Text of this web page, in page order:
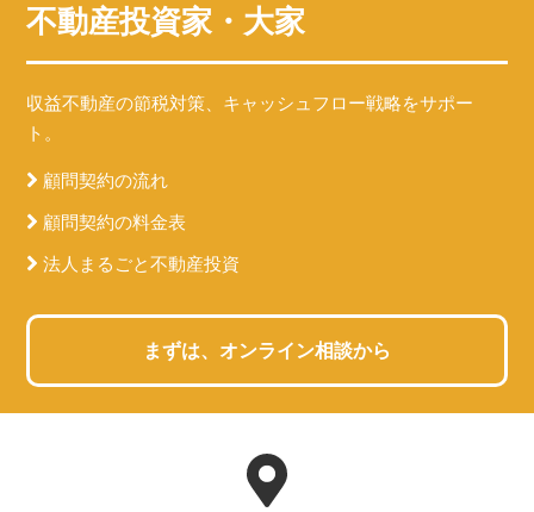
不動産投資家・大家
収益不動産の節税対策、キャッシュフロー戦略をサポー
ト。
顧問契約の流れ
顧問契約の料金表
法人まるごと不動産投資
まずは、オンライン相談から